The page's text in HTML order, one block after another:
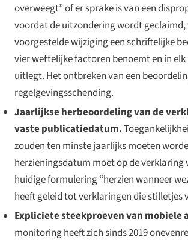
overweegt” of er sprake is van een
voordat de uitzondering wordt geclaimd,
voorgestelde wijziging een schriftelijke
vier wettelijke factoren benoemt en in
uitlegt. Het ontbreken van een
regelgevingsschending.
Jaarlijkse herbeoordeling van de
vaste publicatiedatum.
zouden ten minste jaarlijks moeten
herzieningsdatum moet op de verklaring
huidige formulering “herzien wanneer
heeft geleid tot verklaringen die stilletjes
Expliciete steekproeven van mobiele
monitoring heeft zich sinds 2019